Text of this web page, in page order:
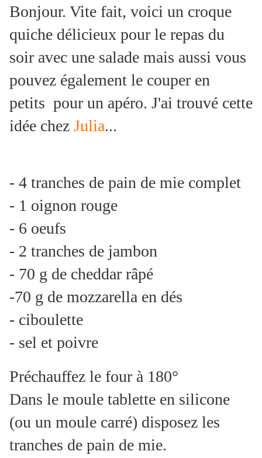
Bonjour. Vite fait, voici un croque
quiche délicieux pour le repas du
soir avec une salade mais aussi vous
pouvez également le couper en
petits pour un apéro. J'ai trouvé cette
idée chez Julia...
- 4 tranches de pain de mie complet
- 1 oignon rouge
- 6 oeufs
- 2 tranches de jambon
- 70 g de cheddar râpé
-70 g de mozzarella en dés
- ciboulette
- sel et poivre
Préchauffez le four à 180°
Dans le moule tablette en silicone
(ou un moule carré) disposez les
tranches de pain de mie.